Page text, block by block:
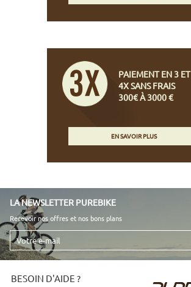
PAIEMENT EN 3 ET
4X SANS FRAIS
300€ À 3000 €
EN SAVOIR PLUS
LA NEWSLETTER PUREBIKE
Recevoir nos offres et nos bons plans
Votre
e-
mail
BESOIN D'AIDE ?